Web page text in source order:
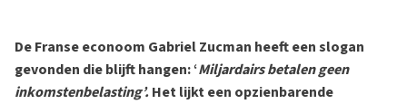
De Franse econoom Gabriel Zucman heeft een slogan
gevonden die blijft hangen: ‘Miljardairs betalen geen
inkomstenbelasting’.Het lijkt een opzienbarende